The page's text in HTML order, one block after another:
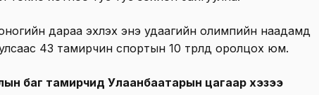
дараа эхлэх энэ удаагийн олимпийн наадамд
43 тамирчин спортын 10 төрөлд оролцох юм.
баг тамирчид Улаанбаатарын цагаар хэзээ